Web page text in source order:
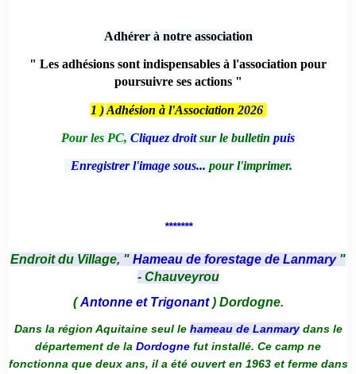
Adhérer à notre association
" Les adhésions sont indispensables à l'association pour
poursuivre ses actions "
1 ) Adhésion à l'Association 2026
Pour les PC, Cliquez droitsur le bulletin puis
Enregistrer l'image sous... pour l'imprimer.
*******
Endroit du Village, " Hameau de forestage de Lanmary "
- Chauveyrou
(Antonne et Trigonant) Dordogne.
Dans la région Aquitaine seul le hameau de Lanmarydans le
département de la Dordogne fut installé. Ce camp ne
fonctionna que deux ans, il a été ouvert en 1963 et ferme dans